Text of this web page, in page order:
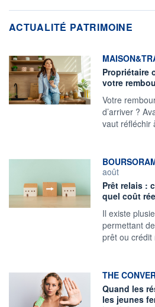
ACTUALITÉ PATRIMOINE
information
Propriétaire
votre
Votre
d’arriver ?
vaut réfléchir
information
août
Prêt relais :
quel coût
Il existe
permettant
prêt ou
information
THE
Quand les
les jeunes